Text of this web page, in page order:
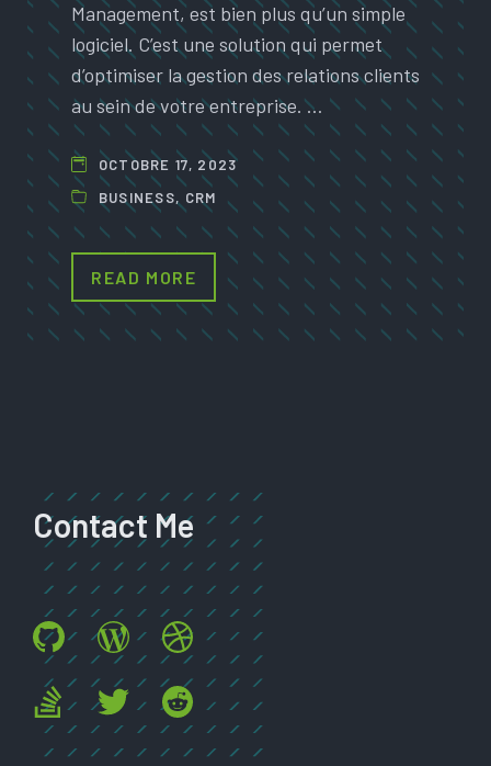
Management, est bien plus qu’un simple
logiciel. C’est une solution qui permet
d’optimiser la gestion des relations clients
au sein de votre entreprise. …
OCTOBRE 17, 2023
BUSINESS, CRM
READ MORE
Contact Me